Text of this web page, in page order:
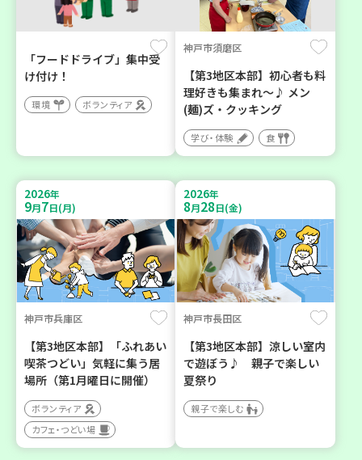
「フードドライブ」集中受
け付け！
環境 ボランティア
神戸市須磨区
【第3地区本部】初心者も料
理好きも集まれ～♪ メン
(麺)ズ・クッキング
学び・体験 食
2026年
9月7日(月)
神戸市兵庫区
【第3地区本部】「ふれあい
喫茶つどい」気軽に集う居
場所（第1月曜日に開催）
ボランティア
カフェ・つどい場
2026年
8月28日(金)
神戸市長田区
【第3地区本部】涼しい室内
で遊ぼう♪ 親子で楽しい
夏祭り
親子で楽しむ